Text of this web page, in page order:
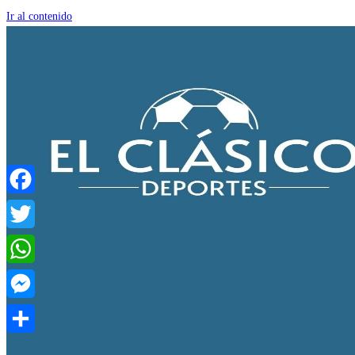
Ir al contenido
Facebook
Twitter
WhatsApp
Messenger